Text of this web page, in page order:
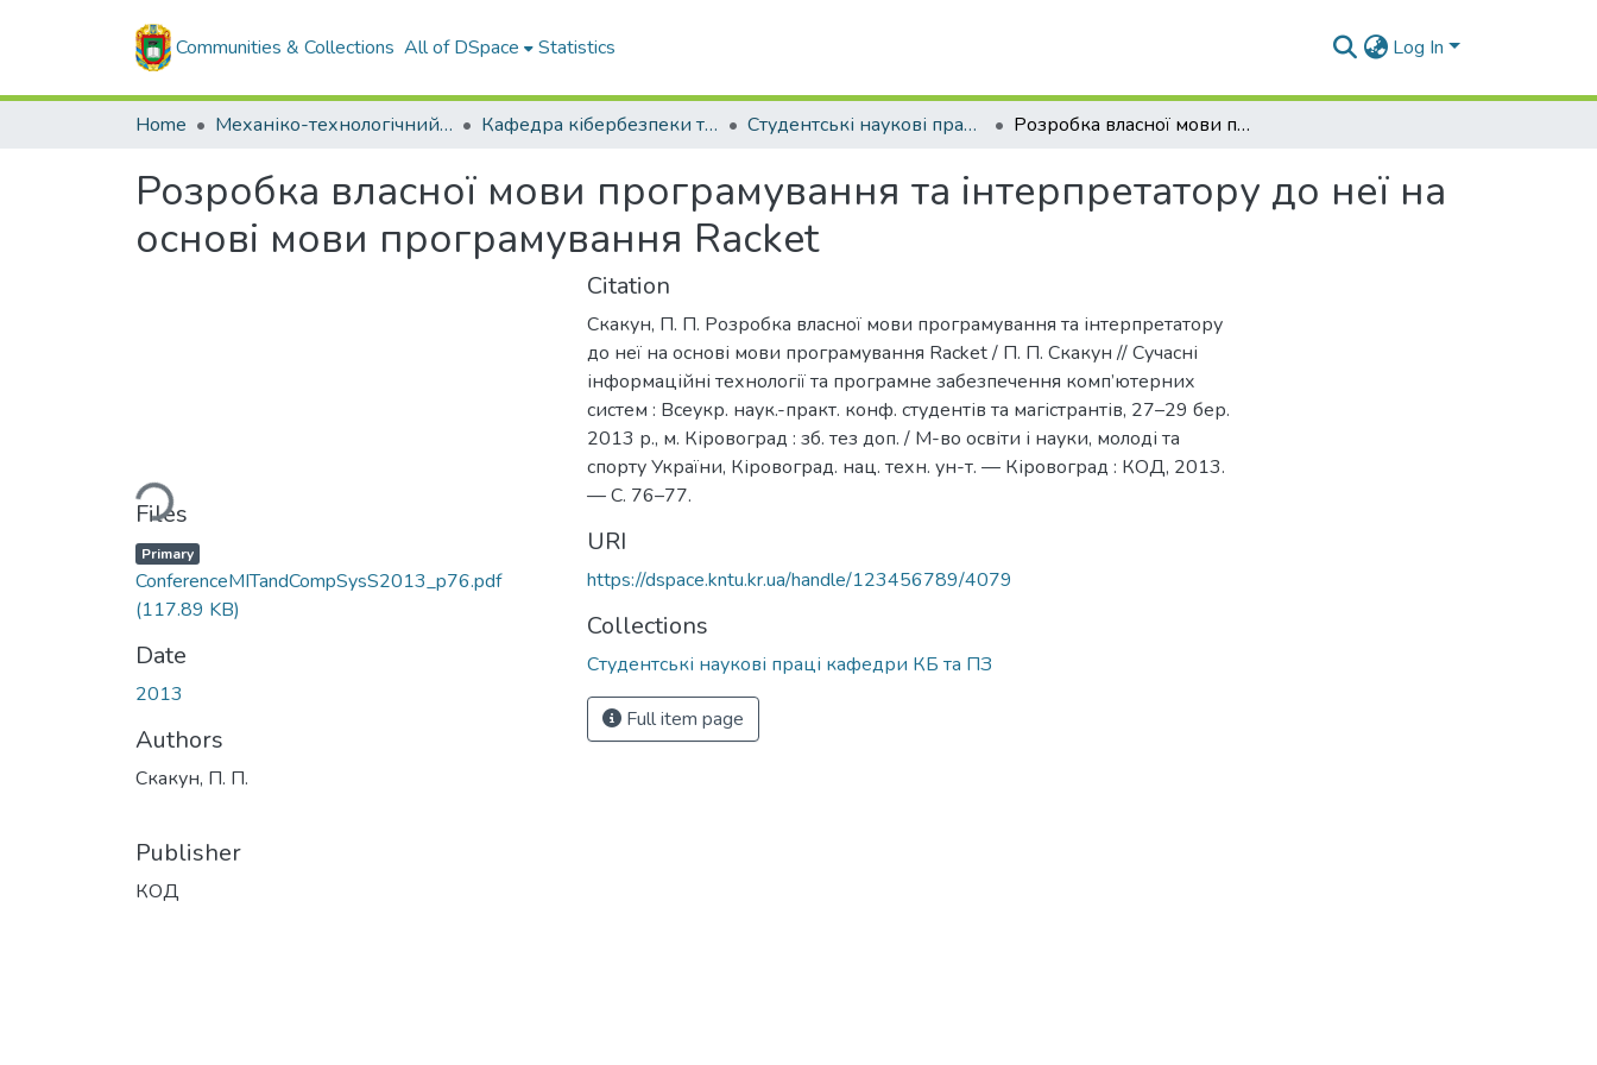
Communities & Collections All of DSpace Statistics Log In
Home Механіко-технологічний факультет Кафедра кібербезпеки та програмного забезпечення Студентські наукові праці кафедри КБ та ПЗ Розробка власної мови програмування та інтерпретатору до неї на основі мови програмування Racket
Розробка власної мови програмування та інтерпретатору до неї на
основі мови програмування Racket
Loading...
Files
Primary
ConferenceMITandCompSysS2013_p76.pdf
(117.89 KB)
Date
2013
Authors
Скакун, П. П.
Publisher
КОД
Citation
Скакун, П. П. Розробка власної мови програмування та інтерпретатору
до неї на основі мови програмування Racket / П. П. Скакун // Сучасні
інформаційні технології та програмне забезпечення комп’ютерних
систем : Всеукр. наук.-практ. конф. студентів та магістрантів, 27–29 бер.
2013 р., м. Кіровоград : зб. тез доп. / М-во освіти і науки, молоді та
спорту України, Кіровоград. нац. техн. ун-т. — Кіровоград : КОД, 2013.
— С. 76–77.
URI
https://dspace.kntu.kr.ua/handle/123456789/4079
Collections
Студентські наукові праці кафедри КБ та ПЗ
Full item page